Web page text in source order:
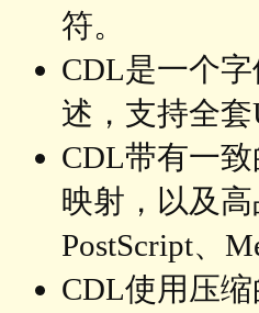
符。
CDL是一个
述，支持全
CDL带有一
映射，以及
PostScript、
CDL使用压